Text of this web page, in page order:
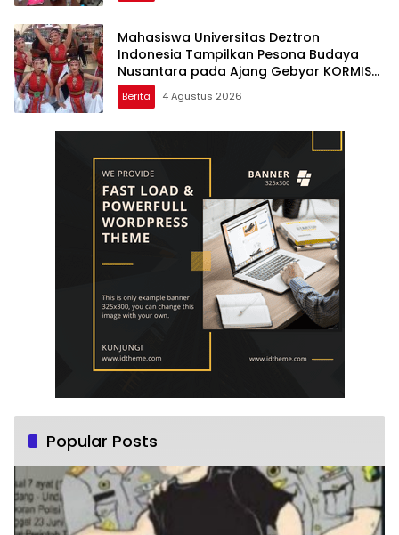
Mahasiswa Universitas Deztron
Indonesia Tampilkan Pesona Budaya
Nusantara pada Ajang Gebyar KORMISU
Road to FORPROVSU 2026
Berita 4 Agustus 2026
Popular Posts